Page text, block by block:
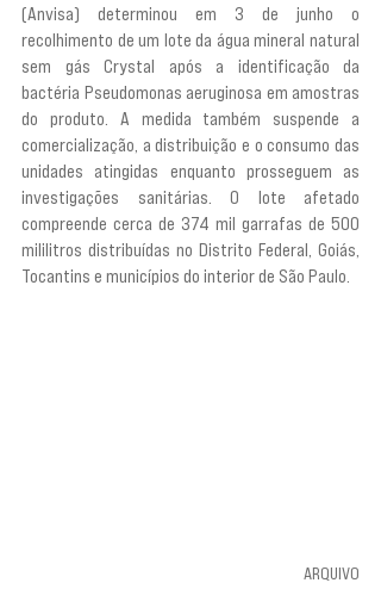
(Anvisa) determinou em 3 de junho o
recolhimento de um lote da água mineral natural
sem gás Crystal após a identificação da
bactéria Pseudomonas aeruginosa em amostras
do produto. A medida também suspende a
comercialização, a distribuição e o consumo das
unidades atingidas enquanto prosseguem as
investigações sanitárias. O lote afetado
compreende cerca de 374 mil garrafas de 500
mililitros distribuídas no Distrito Federal, Goiás,
Tocantins e municípios do interior de São Paulo.
ARQUIVO